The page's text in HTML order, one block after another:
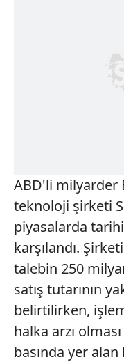
ABD'li milyarder
teknoloji şirketi
piyasalarda
karşılandı.
talebin 250
satış tutarının
belirtilirken,
halka arzı
basında yer